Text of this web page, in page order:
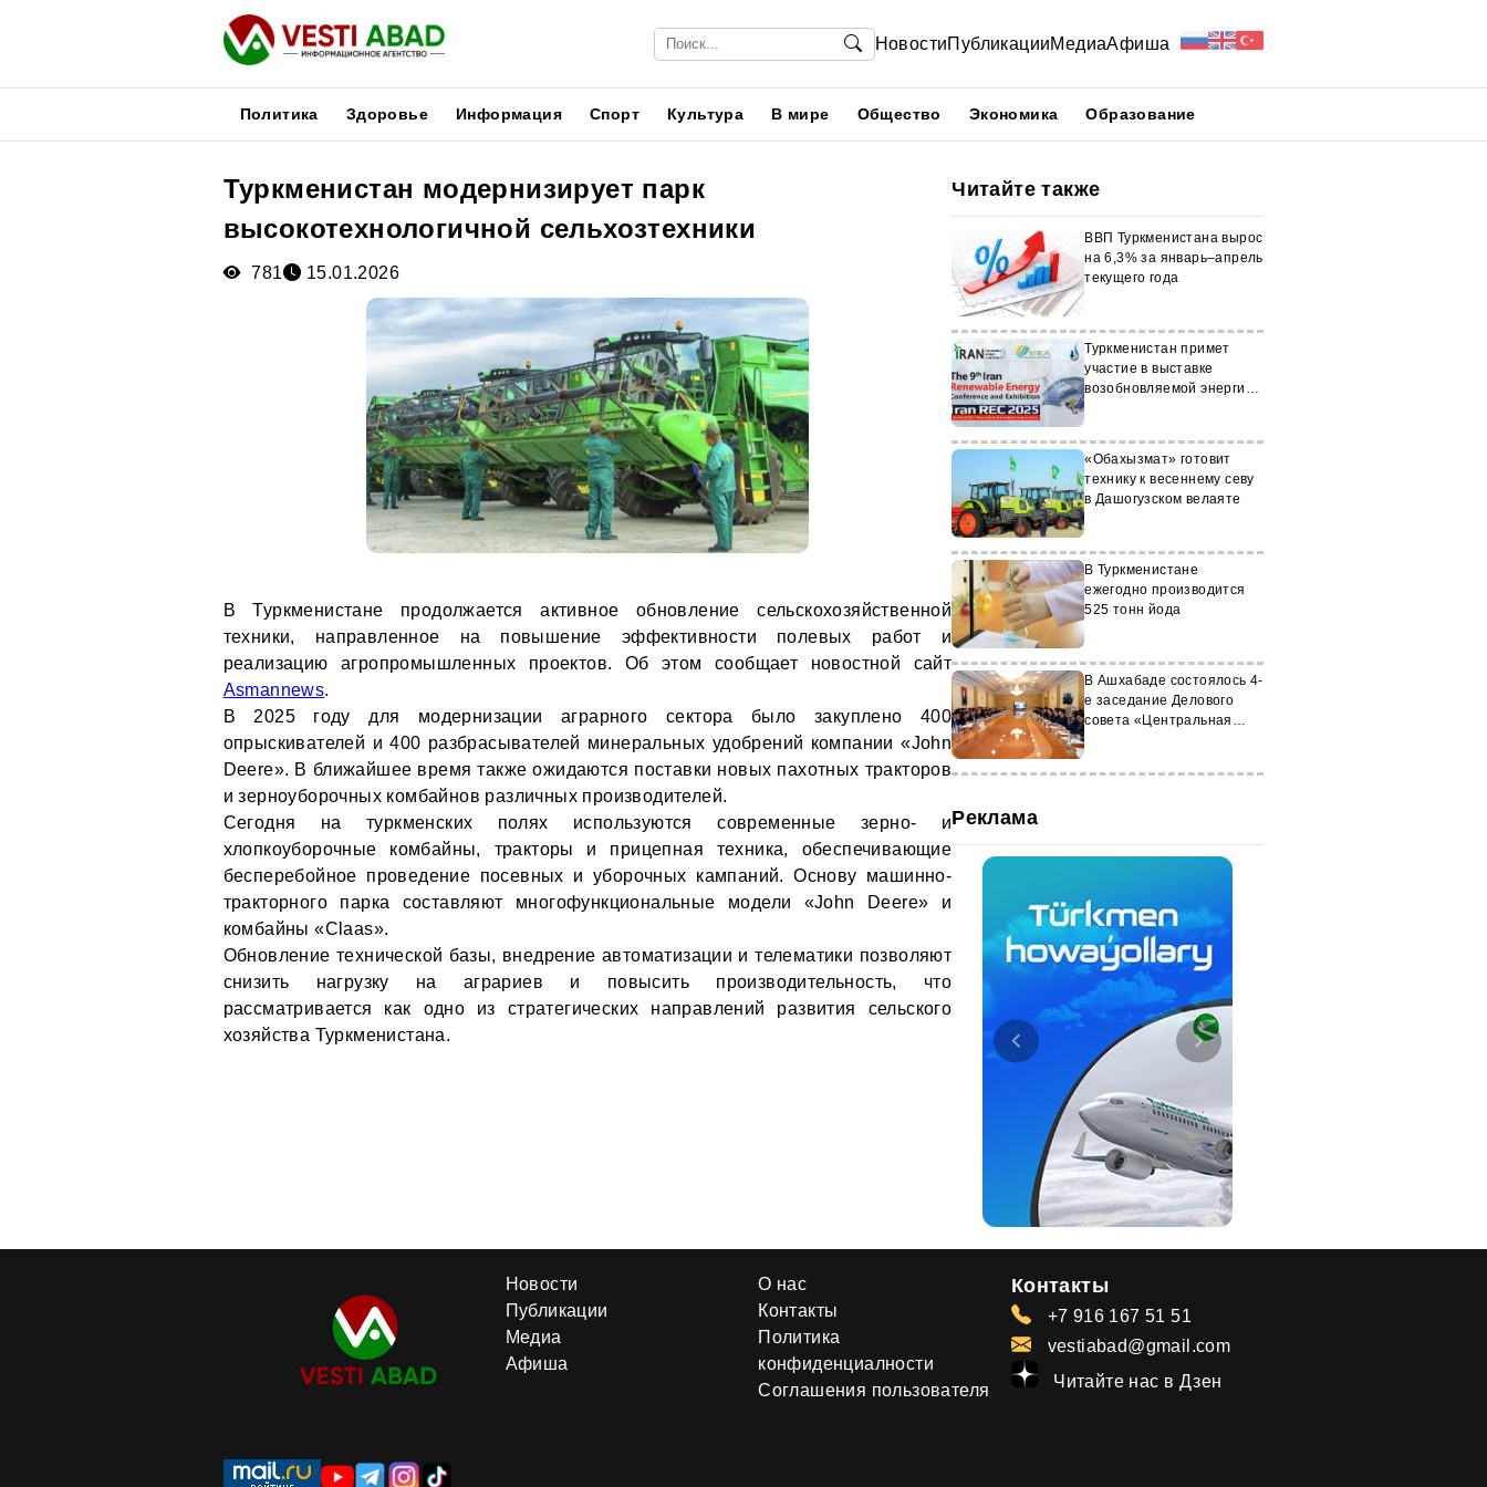
НовостиПубликацииМедиаАфиша
Политика Здоровье Информация Спорт Культура В мире Общество Экономика Образование
Туркменистан модернизирует парк
высокотехнологичной сельхозтехники
781 15.01.2026
В Туркменистане продолжается активное обновление сельскохозяйственной
техники, направленное на повышение эффективности полевых работ и
реализацию агропромышленных проектов. Об этом сообщает новостной сайт
Asmannews.
В 2025 году для модернизации аграрного сектора было закуплено 400
опрыскивателей и 400 разбрасывателей минеральных удобрений компании «John
Deere». В ближайшее время также ожидаются поставки новых пахотных тракторов
и зерноуборочных комбайнов различных производителей.
Сегодня на туркменских полях используются современные зерно- и
хлопкоуборочные комбайны, тракторы и прицепная техника, обеспечивающие
бесперебойное проведение посевных и уборочных кампаний. Основу машинно-
тракторного парка составляют многофункциональные модели «John Deere» и
комбайны «Claas».
Обновление технической базы, внедрение автоматизации и телематики позволяют
снизить нагрузку на аграриев и повысить производительность, что
рассматривается как одно из стратегических направлений развития сельского
хозяйства Туркменистана.
Читайте также
ВВП Туркменистана вырос
на 6,3% за январь–апрель
текущего года
Туркменистан примет
участие в выставке
возобновляемой энергии
«Обахызмат» готовит
технику к весеннему севу
в Дашогузском велаяте
В Туркменистане
ежегодно производится
525 тонн йода
В Ашхабаде состоялось 4-
е заседание Делового
совета «Центральная
Реклама
Новости
Публикации
Медиа
Афиша
О нас
Контакты
Политика
конфиденциалности
Соглашения пользователя
Контакты
+7 916 167 51 51
vestiabad@gmail.com
Читайте нас в Дзен